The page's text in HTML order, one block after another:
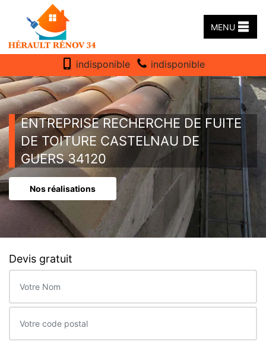
MENU
indisponible indisponible
ENTREPRISE RECHERCHE DE FUITE
DE TOITURE CASTELNAU DE
GUERS 34120
Nos réalisations
Devis gratuit